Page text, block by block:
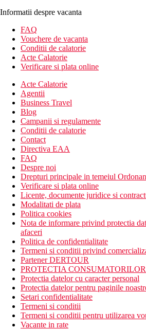
Informatii despre vacanta
FAQ
Vouchere de vacanta
Conditii de calatorie
Acte Calatorie
Verificare si plata online
Acte Calatorie
Agentii
Business Travel
Blog
Campanii si regulamente
Conditii de calatorie
Contact
Directiva EAA
FAQ
Despre noi
Drepturi principale in temeiul
Verificare si plata online
Licente, documente juridice si
Modalitati de plata
Politica cookies
Nota de informare privind protectia
afaceri
Politica de confidentialitate
Termeni si conditii privind
Partener DERTOUR
PROTECTIA CONSUMATORILOR
Protectia datelor cu caracter personal
Protectia datelor pentru paginile
Setari confidentialitate
Termeni si conditii
Termeni si conditii pentru utilizarea
Vacante in rate